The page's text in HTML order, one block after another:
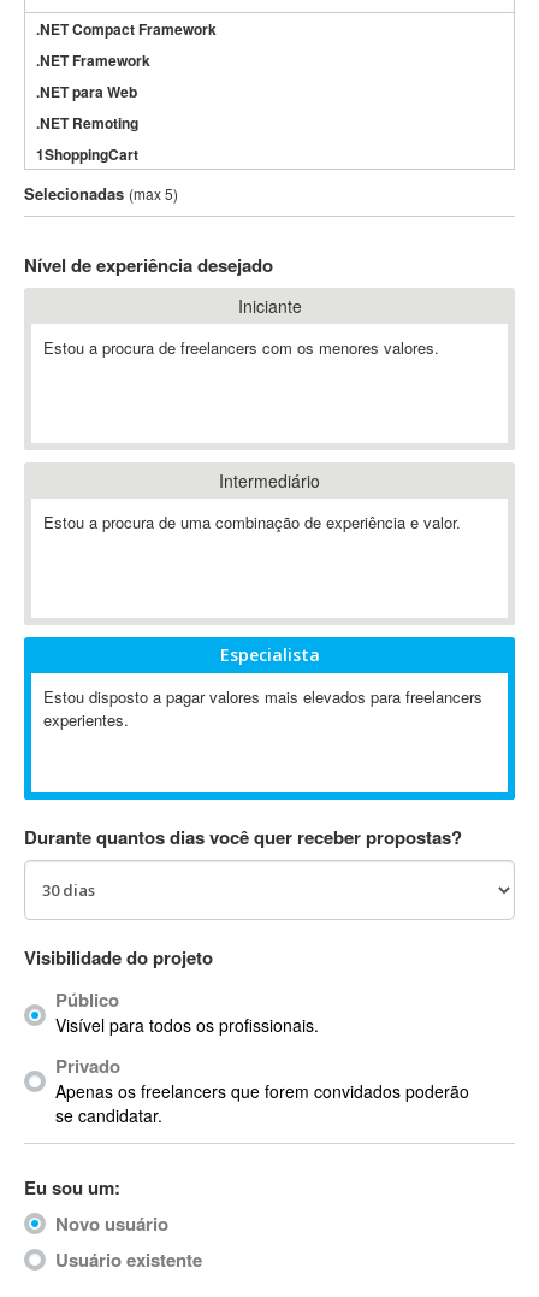
.NET Compact Framework
.NET Framework
.NET para Web
.NET Remoting
1ShoppingCart
3DS Max
3GSM
802.11
A-GPS
ABAP
Abaqus
ABBYY FineReader
Ableton
Ableton Push
Abstract
AC3
ACID Pro
ACPI
Acrobat
Acrobat X
Acronis
ACT
Actimize
ActionScript
ActionScript 3
Selecionadas (max 5)
Nível de experiência desejado
Iniciante
Estou a procura de freelancers com os menores valores.
Intermediário
Estou a procura de uma combinação de experiência e valor.
Especialista
Estou disposto a pagar valores mais elevados para freelancers
experientes.
Durante quantos dias você quer receber propostas?
Visibilidade do projeto
Público
Visível para todos os profissionais.
Privado
Apenas os freelancers que forem convidados poderão
se candidatar.
Eu sou um:
Novo usuário
Usuário existente